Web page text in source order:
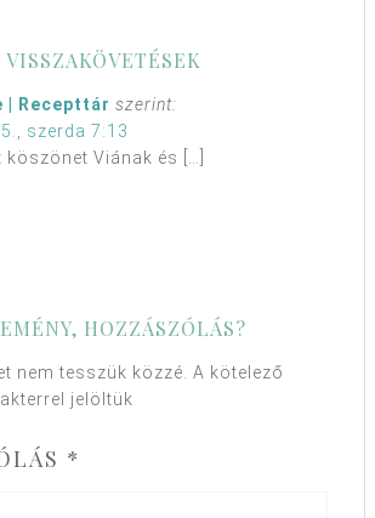
VISSZAKÖVETÉSEK
| Recepttár szerint:
szerda 7:13
köszönet Viának és […]
HOZZÁSZÓLÁS?
nem tesszük közzé. A kötelező
jelöltük
*